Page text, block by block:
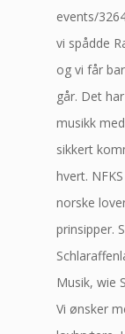
events/
vi spådde
og vi får
går. Det
musikk
sikkert
hvert.
norske
prinsipper.
Musik, wie
Vi ønsker